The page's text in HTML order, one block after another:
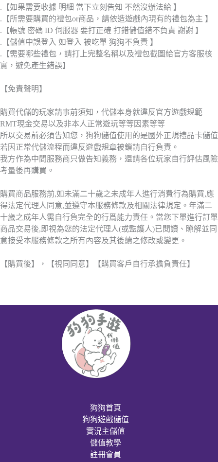
.【如果需要收據 明細 當下立刻告知 不然沒辦法給 】
.【所需要購買的禮包or商品，請依造遊戲內現有的禮包為主 】
.【帳號 密碼 ID 伺服器 要打正確 打錯儲值錯不負責 謝謝 】
.【儲值中誤登入 如登入 被吃單 狗狗不負責 】
.【需要哪些禮包，請打上完整名稱以及禮包截圖給官方客服核
實，避免產生錯誤】
【免責聲明】
購買代儲的玩家請事前須知，代儲本身就違反官方遊戲規範
RMT現金交易以及非本人正常遊玩等等因素等等
所以交易前必須告知您，狗狗儲值使用的是國外正規禮品卡儲值
若因正常代儲流程而違反遊戲規章被鎖請自行負責。
我方作為中間服務商只做告知義務，還請各位玩家自行評估風險
考量後再購買。
購買商品服務前,如未滿二十歲之未成年人進行消費行為購買,應
得法定代理人同意,並遵守本服務條款及相關法律規定。年滿二
十歲之成年人需自行負完全的行爲能力責任。當您下單進行訂單
商品交易後,即視為您的法定代理人(或監護人)已閱讀、瞭解並同
意接受本服務條款之所有內容及其後續之修改或變更。
【購買後】，【視同同意】【購買客戶自行承擔負責任】
狗狗首頁
狗狗遊戲儲值
實況主儲值
儲值教學
註冊會員